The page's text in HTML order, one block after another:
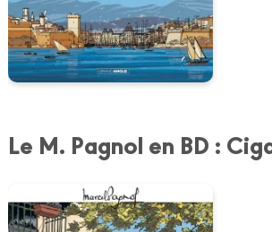
Le M. Pagnol en BD :